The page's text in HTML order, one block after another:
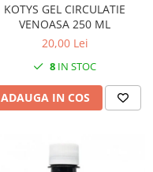
KOTYS GEL CIRCULATIE
VENOASA 250 ML
20,00 Lei
8 IN STOC
ADAUGA IN COS